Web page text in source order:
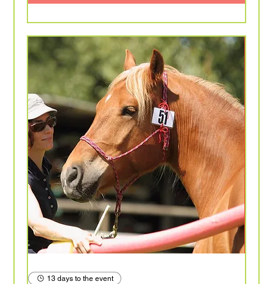
13 days to the event